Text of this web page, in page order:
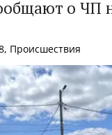
о ЧП
Происшествия